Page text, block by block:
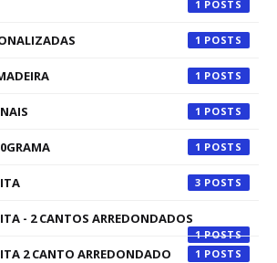
1
1
1
1
1
3
- 2 CANTOS ARREDONDADOS
1
2 CANTO ARREDONDADO 1